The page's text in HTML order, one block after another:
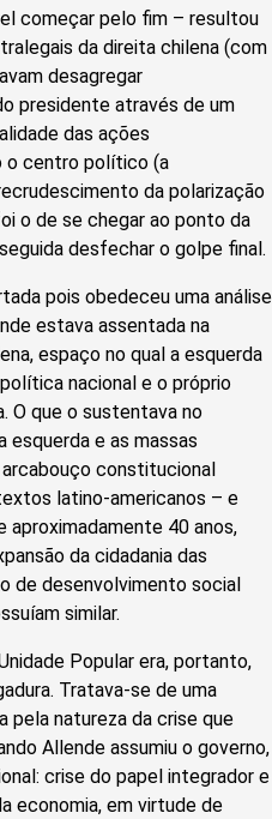
começar pelo fim – resultou
da direita chilena (com
desagregar
presidente através de um
das ações
o centro político (a
da polarização
o de se chegar ao ponto da
desfechar o golpe final.
pois obedeceu uma análise
estava assentada na
espaço no qual a esquerda
nacional e o próprio
O que o sustentava no
esquerda e as massas
arcabouço constitucional
latino-americanos – e
aproximadamente 40 anos,
da cidadania das
de desenvolvimento social
similar.
Popular era, portanto,
Tratava-se de uma
pela natureza da crise que
Allende assumiu o governo,
crise do papel integrador e
economia, em virtude de